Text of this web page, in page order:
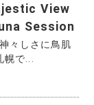
View
Session
々しさに鳥肌
幌で...